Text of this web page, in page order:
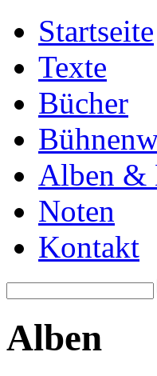
Startseite
Texte
Bücher
Alben &
Noten
Kontakt
Alben